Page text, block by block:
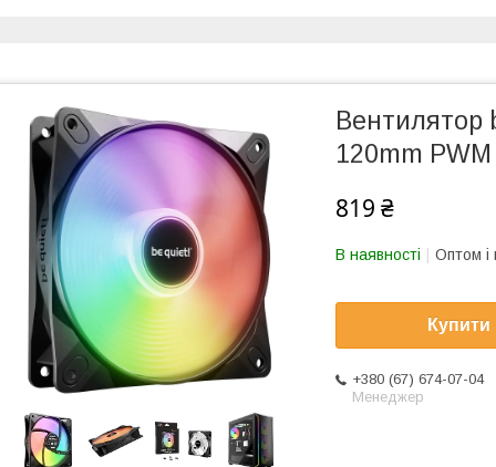
Вентилятор
120mm
819 ₴
В наявності Оптом і
Купити
+380 (67) 674-07-04
Менеджер